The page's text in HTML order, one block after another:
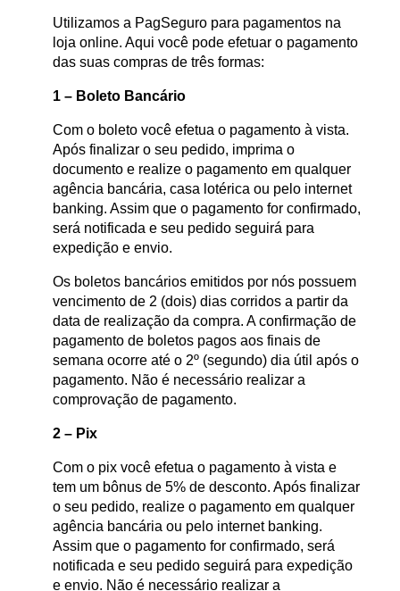
Utilizamos a PagSeguro para pagamentos na
loja online. Aqui você pode efetuar o pagamento
das suas compras de três formas:
1 – Boleto Bancário
Com o boleto você efetua o pagamento à vista.
Após finalizar o seu pedido, imprima o
documento e realize o pagamento em qualquer
agência bancária, casa lotérica ou pelo internet
banking. Assim que o pagamento for confirmado,
será notificada e seu pedido seguirá para
expedição e envio.
Os boletos bancários emitidos por nós possuem
vencimento de 2 (dois) dias corridos a partir da
data de realização da compra. A confirmação de
pagamento de boletos pagos aos finais de
semana ocorre até o 2º (segundo) dia útil após o
pagamento. Não é necessário realizar a
comprovação de pagamento.
2 – Pix
Com o pix você efetua o pagamento à vista e
tem um bônus de 5% de desconto. Após finalizar
o seu pedido, realize o pagamento em qualquer
agência bancária ou pelo internet banking.
Assim que o pagamento for confirmado, será
notificada e seu pedido seguirá para expedição
e envio. Não é necessário realizar a